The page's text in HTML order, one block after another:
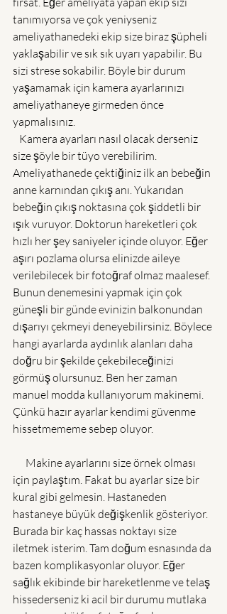
tanımıyorsa ve çok yeniyseniz
ameliyathanedeki ekip size biraz şüpheli
yaklaşabilir ve sık sık uyarı yapabilir. Bu
sizi strese sokabilir. Böyle bir durum
yaşamamak için kamera ayarlarınızı
ameliyathaneye girmeden önce
yapmalısınız.
Kamera ayarları nasıl olacak derseniz
size şöyle bir tüyo verebilirim.
Ameliyathanede çektiğiniz ilk an bebeğin
anne karnından çıkış anı. Yukarıdan
bebeğin çıkış noktasına çok şiddetli bir
ışık vuruyor. Doktorun hareketleri çok
hızlı her şey saniyeler içinde oluyor. Eğer
aşırı pozlama olursa elinizde aileye
verilebilecek bir fotoğraf olmaz maalesef.
Bunun denemesini yapmak için çok
güneşli bir günde evinizin balkonundan
dışarıyı çekmeyi deneyebilirsiniz. Böylece
hangi ayarlarda aydınlık alanları daha
doğru bir şekilde çekebileceğinizi
görmüş olursunuz. Ben her zaman
manuel modda kullanıyorum makinemi.
Çünkü hazır ayarlar kendimi güvenme
hissetmememe sebep oluyor.
Makine ayarlarını size örnek olması
için paylaştım. Fakat bu ayarlar size bir
kural gibi gelmesin. Hastaneden
hastaneye büyük değişkenlik gösteriyor.
Burada bir kaç hassas noktayı size
iletmek isterim. Tam doğum esnasında da
bazen komplikasyonlar oluyor. Eğer
sağlık ekibinde bir hareketlenme ve telaş
hissederseniz ki acil bir durumu mutlaka